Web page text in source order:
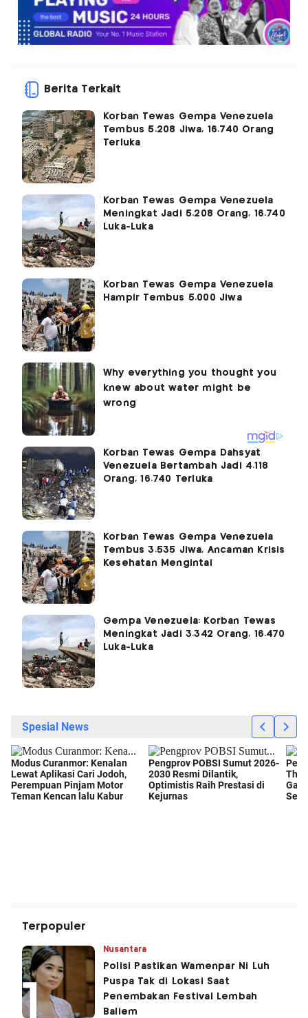
Berita Terkait
Korban Tewas Gempa Venezuela
Tembus 5.208 Jiwa, 16.740 Orang
Terluka
Korban Tewas Gempa Venezuela
Meningkat Jadi 5.208 Orang, 16.740
Luka-Luka
Korban Tewas Gempa Venezuela
Hampir Tembus 5.000 Jiwa
Korban Tewas Gempa Dahsyat
Venezuela Bertambah Jadi 4.118
Orang, 16.740 Terluka
Korban Tewas Gempa Venezuela
Tembus 3.535 Jiwa, Ancaman Krisis
Kesehatan Mengintai
Gempa Venezuela: Korban Tewas
Meningkat Jadi 3.342 Orang, 16.470
Luka-Luka
Terpopuler
Nusantara
Polisi Pastikan Wamenpar Ni Luh
Puspa Tak di Lokasi Saat
Penembakan Festival Lembah
Baliem